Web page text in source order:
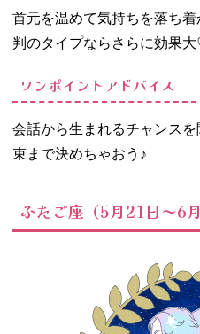
首元を温めて気持ちを落ち
判のタイプならさらに効果
ワンポイントアドバイス
会話から生まれるチャンス
束まで決めちゃおう♪
ふたご座（5月21日～6